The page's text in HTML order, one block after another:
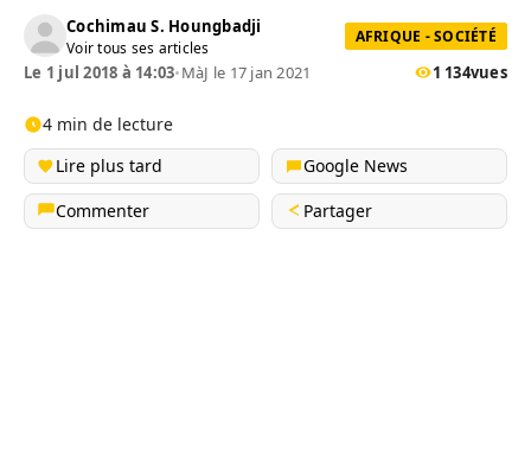
Cochimau S. Houngbadji
Voir tous ses articles
AFRIQUE - SOCIÉTÉ
Le 1 jul 2018 à 14:03•MàJ le 17 jan 2021 1 134vues
4 min de lecture
Lire plus tard
Google News
Commenter
Partager